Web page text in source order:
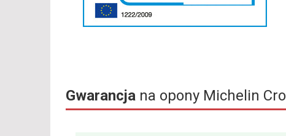
Gwarancja na opony Michelin